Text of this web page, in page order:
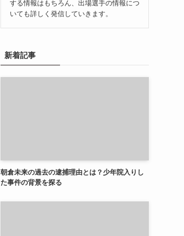
する情報はもちろん、出場選手の情報につ
いても詳しく発信していきます。
新着記事
朝倉未来の過去の逮捕理由とは？少年院入りし
た事件の背景を探る